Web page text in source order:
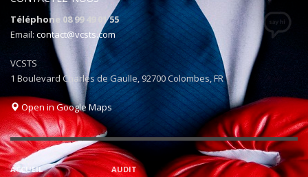
Téléphone 08 99 49 01 55
Email: contact@vcsts.com
VCSTS
1 Boulevard Charles de Gaulle, 92700 Colombes, FR
Open in Google Maps
ACCUEIL
AUDIT